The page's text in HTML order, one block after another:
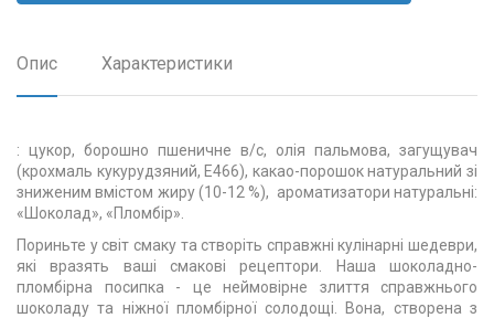
Опис Характеристики
: цукор, борошно пшеничне в/с, олія пальмова, загущувач
(крохмаль кукурудзяний, Е466), какао-порошок натуральний зі
зниженим вмістом жиру (10-12 %), ароматизатори натуральні:
«Шоколад», «Пломбір».
Пориньте у світ смаку та створіть справжні кулінарні шедеври,
які вразять ваші смакові рецептори. Наша шоколадно-
пломбірна посипка - це неймовірне злиття справжнього
шоколаду та ніжної пломбірної солодощі. Вона, створена з